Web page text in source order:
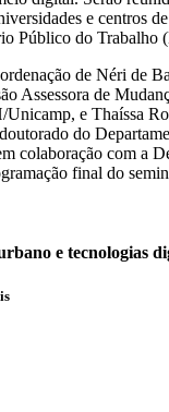
e centros
Público do Trabalho
de Néri de
Assessora de
e Thaíssa
do
colaboração com a
final do
e tecnologias